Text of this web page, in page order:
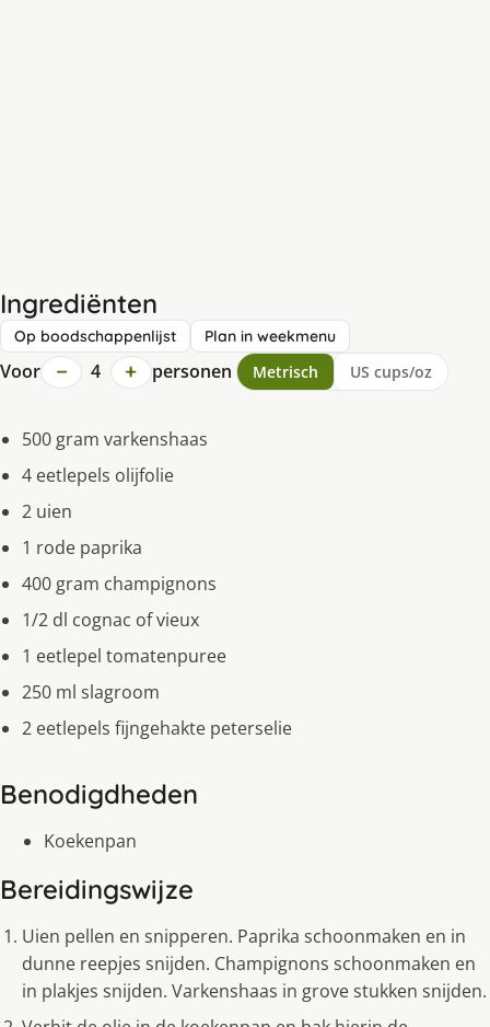
Ingrediënten
Op boodschappenlijst Plan in weekmenu
Voor − 4 + personen Metrisch US cups/oz
500 gram varkenshaas
4 eetlepels olijfolie
2 uien
1 rode paprika
400 gram champignons
1/2 dl cognac of vieux
1 eetlepel tomatenpuree
250 ml slagroom
2 eetlepels fijngehakte peterselie
Benodigdheden
Koekenpan
Bereidingswijze
Uien pellen en snipperen. Paprika schoonmaken en in
dunne reepjes snijden. Champignons schoonmaken en
in plakjes snijden. Varkenshaas in grove stukken snijden.